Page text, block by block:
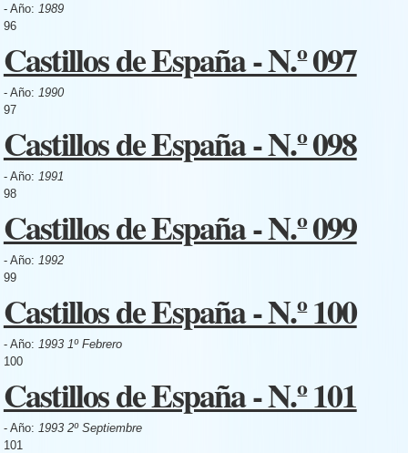
- Año: 1989
96
Castillos de España - N.º 097
- Año: 1990
97
Castillos de España - N.º 098
- Año: 1991
98
Castillos de España - N.º 099
- Año: 1992
99
Castillos de España - N.º 100
- Año: 1993 1º Febrero
100
Castillos de España - N.º 101
- Año: 1993 2º Septiembre
101